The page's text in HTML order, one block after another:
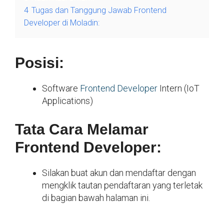
4 Tugas dan Tanggung Jawab Frontend
Developer di Moladin:
Posisi:
Software Frontend Developer Intern (IoT
Applications)
Tata Cara Melamar
Frontend Developer:
Silakan buat akun dan mendaftar dengan
mengklik tautan pendaftaran yang terletak
di bagian bawah halaman ini.